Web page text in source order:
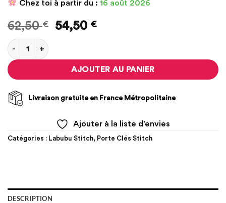
Chez toi à partir du : 16 août 2026
62,50€
Le
était :
62,50 €.
54,50 €Le
est :
54,50 €.
quantité de Lot de 5 Porte Clés Stitch – Eat Before Sleep
AJOUTER AU PANIER
Livraison gratuite en France Métropolitaine
Ajouter à la liste d’envies
Catégories : Labubu Stitch, Porte Clés Stitch
DESCRIPTION